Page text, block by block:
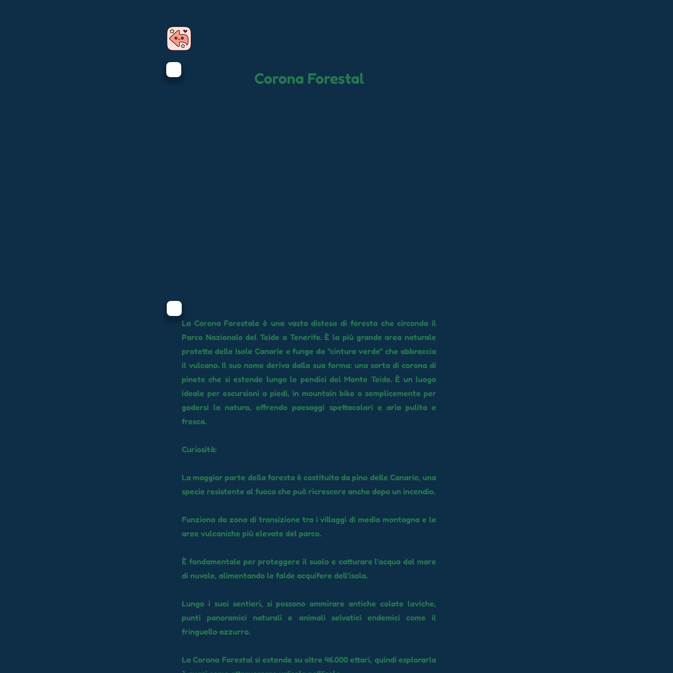
Corona Forestal
La Corona Forestale è una vasta distesa di foresta che circonda il
Parco Nazionale del Teide a Tenerife. È la più grande area naturale
protetta delle Isole Canarie e funge da "cintura verde" che abbraccia
il vulcano. Il suo nome deriva dalla sua forma: una sorta di corona di
pinete che si estende lungo le pendici del Monte Teide. È un luogo
ideale per escursioni a piedi, in mountain bike o semplicemente per
godersi la natura, offrendo paesaggi spettacolari e aria pulita e
fresca.
Curiosità:
La maggior parte della foresta è costituita da pino delle Canarie, una
specie resistente al fuoco che può ricrescere anche dopo un incendio.
Funziona da zona di transizione tra i villaggi di media montagna e le
aree vulcaniche più elevate del parco.
È fondamentale per proteggere il suolo e catturare l'acqua dal mare
di nuvole, alimentando le falde acquifere dell'isola.
Lungo i suoi sentieri, si possono ammirare antiche colate laviche,
punti panoramici naturali e animali selvatici endemici come il
fringuello azzurro.
La Corona Forestal si estende su oltre 46.000 ettari, quindi esplorarla